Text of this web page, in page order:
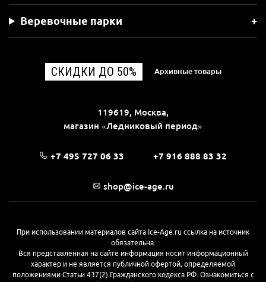
Веревочные парки
СКИДКИ ДО 50% Архивные товары
119619, Москва,
магазин «Ледниковый период»
+7 495 727 06 33 +7 916 888 83 32
shop@ice-age.ru
При использовании материалов сайта Ice-Age.ru ссылка на источник
обязательна.
Вся представленная на сайте информация носит информационный
характер и не является публичной офертой, определяемой
положениями Статьи 437(2) Гражданского кодекса РФ. Ознакомиться с